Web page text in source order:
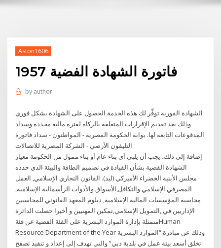
Aston1606
فاتورة الشهادة الفضية 1957
by author
الشهادة الفورية توفِّر لك هذه الخدمة الحصول على الشهادة بشكل فوري
وذلك بعد تقديم الإقرارات المتعلقة بالزكاة لفترة مالية محددة وسداد
المدفوعات التابعة لها. بوابة الحكومة المصرية - المواطنون - سداد فاتورة
التليفون الأرضي - الشركة المصرية للاتصالات
إضافة إلى ذلك، يجب أن يلبي أي بناء عام أو بناء ممول من الحكومة معيار
الشهادة الفضية بشأن القيادة في تصميم الطاقة والبيئة الذي حدده
مجلس الأبنية الخضراء الأميركي (ليد). القانون التجاري الإسلامي, العمل
المصرفي الإسلامي والتكافل,الأسواق والأدوات الرأسمالية الإسلامية,
محاسبة المؤسسات المالية الإسلامية, دبلوم المعهد القانوني للمحاسبين
الإداريين في ,التمويل الإسلامي,تمكين المهنيين و أخيرا حصلت الدائرة
متمثلة بإدارة الموارد البشرية على الفئة الفضية عن فئةHuman
Resource Department of the Year وذلك عن مبادرة “الموارد البشرية
تخلق أسعد بيئة عمل في بلدية دبي” والتي تهدف إلى إعداد و تنفيذ تصفح